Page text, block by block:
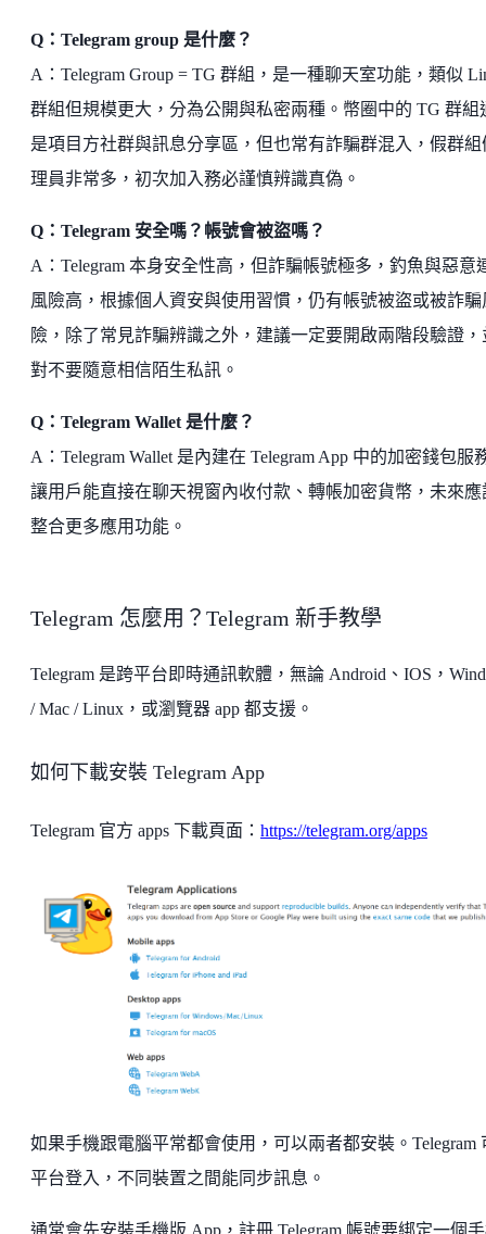
Q：Telegram group 是什麼？
A：Telegram Group = TG 群組，是一種聊天室功能，類似
群組但規模更大，分為公開與私密兩種。幣圈中的 TG 群組
是項目方社群與訊息分享區，但也常有詐騙群混入，假群組
理員非常多，初次加入務必謹慎辨識真偽。
Q：Telegram 安全嗎？帳號會被盜嗎？
A：Telegram 本身安全性高，但詐騙帳號極多，釣魚與惡意
風險高，根據個人資安與使用習慣，仍有帳號被盜或被詐騙
險，除了常見詐騙辨識之外，建議一定要開啟兩階段驗證，
對不要隨意相信陌生私訊。
Q：Telegram Wallet 是什麼？
A：Telegram Wallet 是內建在 Telegram App 中的加密錢包服
讓用戶能直接在聊天視窗內收付款、轉帳加密貨幣，未來應
整合更多應用功能。
Telegram 怎麼用？Telegram 新手教學
Telegram 是跨平台即時通訊軟體，無論 Android、IOS，
/ Mac / Linux，或瀏覽器 app 都支援。
如何下載安裝 Telegram App
Telegram 官方 apps 下載頁面： https://telegram.org/apps
如果手機跟電腦平常都會使用，可以兩者都安裝。Telegram
平台登入，不同裝置之間能同步訊息。